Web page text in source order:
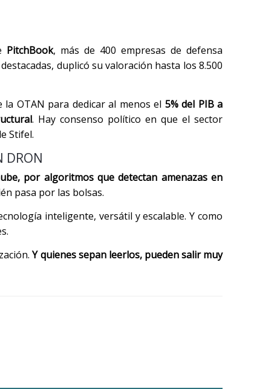
PitchBook, más de 400 empresas de defensa
duplicó su valoración hasta los 8.500
OTAN para dedicar al menos el 5% del PIB a
. Hay consenso político en que el sector
Stifel.
DRON
por algoritmos que detectan amenazas en
pasa por las bolsas.
inteligente, versátil y escalable. Y como
Y quienes sepan leerlos, pueden salir muy